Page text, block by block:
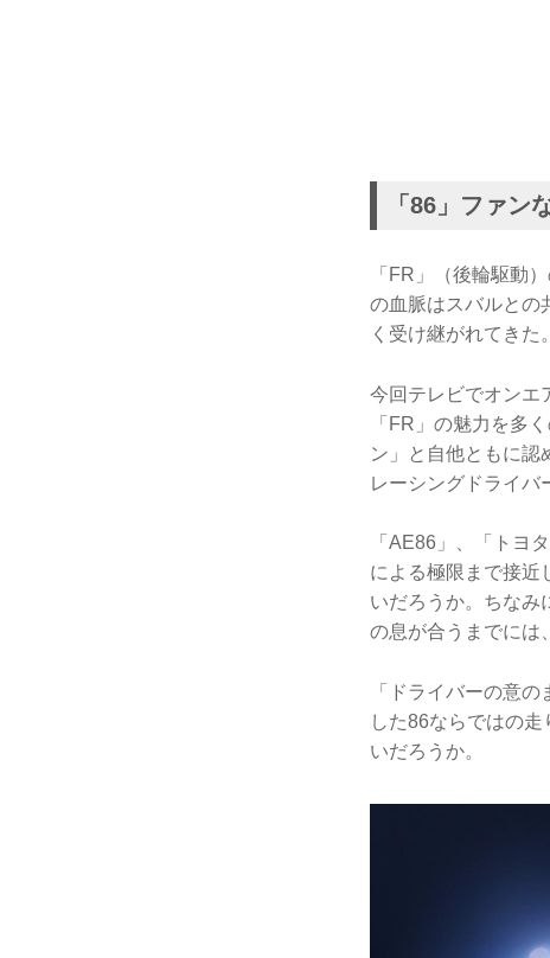
「86」ファン
「FR」（後輪駆動
の血脈はスバルとの
く受け継がれてきた。
今回テレビでオンエ
「FR」の魅力を多
ン」と自他ともに認
レーシングドライバ
「AE86」、「トヨ
による極限まで接近
いだろうか。ちなみ
の息が合うまでには
「ドライバーの意
した86ならではの
いだろうか。